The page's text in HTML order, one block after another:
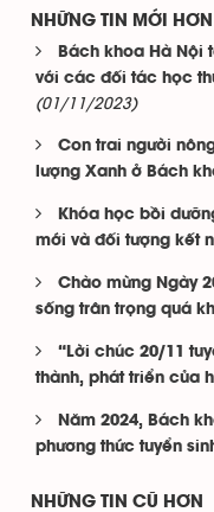
NHỮNG TIN MỚI HƠN
Bách khoa Hà Nội
với các đối tác học
(01/11/2023)
Con trai người
lượng Xanh ở Bách
Khóa học bồi
mới và đối tượng kết
Chào mừng Ngày
sống trân trọng quá
“Lời chúc 20/11
thành, phát triển của
Năm 2024, Bách
phương thức tuyển
NHỮNG TIN CŨ HƠN